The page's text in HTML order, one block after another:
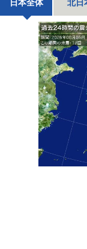
日本全体 北日